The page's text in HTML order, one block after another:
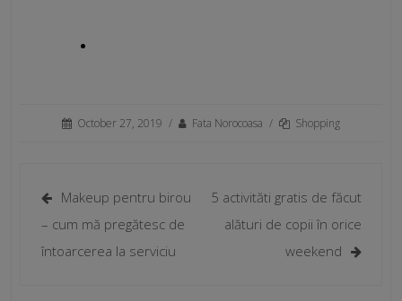
October 27, 2019 / Fata Norocoasa / Shopping
Makeup pentru birou
– cum mă pregătesc de
întoarcerea la serviciu
5 activităti gratis de făcut
alături de copii în orice
weekend